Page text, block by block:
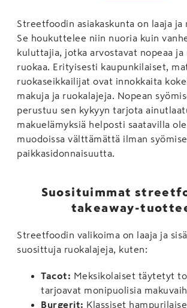
Streetfoodin asiakaskunta on laaja ja
Se houkuttelee niin nuoria kuin
kuluttajia, jotka arvostavat nopeaa ja
ruokaa. Erityisesti kaupunkilaiset,
ruokaseikkailijat ovat innokkaita
makuja ja ruokalajeja. Nopean
perustuu sen kykyyn tarjota
makuelämyksiä helposti saatavilla
muodoissa välttämättä ilman
paikkasidonnaisuutta.
Suosituimmat
takeaway-
Streetfoodin valikoima on laaja ja
suosittuja ruokalajeja, kuten:
Tacot: Meksikolaiset täytetyt
tarjoavat monipuolisia
Burgerit: Klassiset